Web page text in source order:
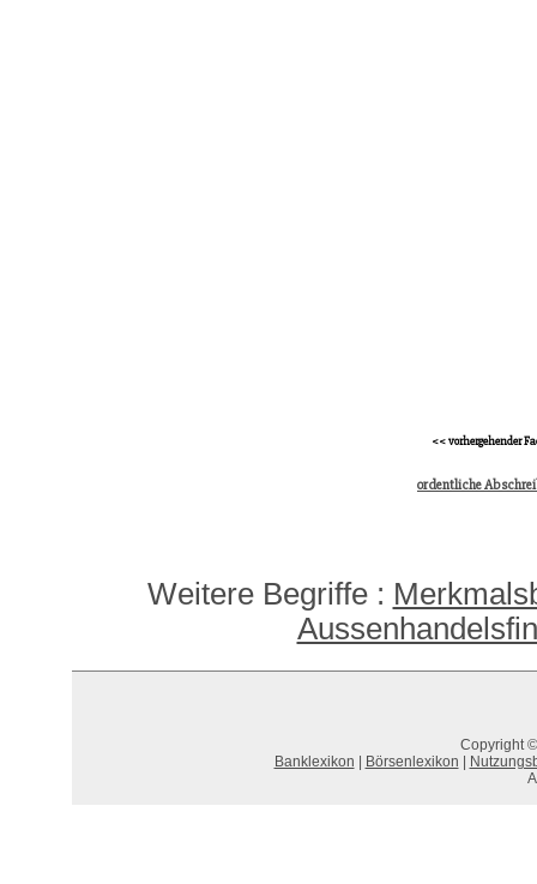
<< vorhergehender
ordentliche
Weitere Begriffe :
Copyright
Banklexikon
Börsenlexikon